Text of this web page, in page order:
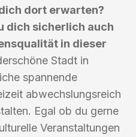
dort erwarten?
dich sicherlich auch
in dieser
Stadt in
spannende
abwechslungsreich
Egal ob du gerne
Veranstaltungen